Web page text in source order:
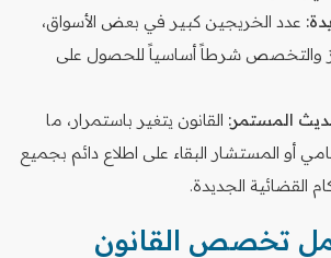
عدد الخريجين كبير في بعض الأسواق،
والتخصص شرطاً أساسياً للحصول على
المستمر: القانون يتغير باستمرار، ما
أو المستشار البقاء على اطلاع دائم بجميع
القضائية الجديدة.